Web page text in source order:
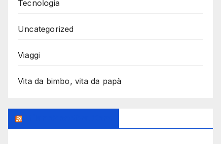
Tecnologia
Uncategorized
Viaggi
Vita da bimbo, vita da papà